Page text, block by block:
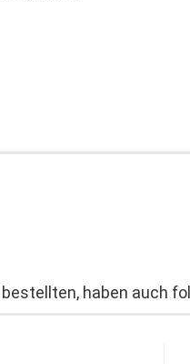
haben auch